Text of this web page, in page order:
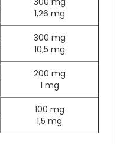
1,26 mg
300 mg
10,5 mg
200 mg
1 mg
100 mg
1,5 mg